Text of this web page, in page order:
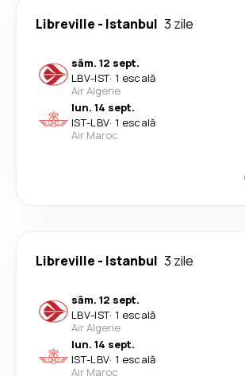
Libreville - Istanbul 3 zile
sâm. 12 sept.
LBV-IST· 1 escală
Air Algerie
lun. 14 sept.
IST-LBV· 1 escală
Air Maroc
Libreville - Istanbul 3 zile
sâm. 12 sept.
LBV-IST· 1 escală
Air Algerie
lun. 14 sept.
IST-LBV· 1 escală
Air Maroc